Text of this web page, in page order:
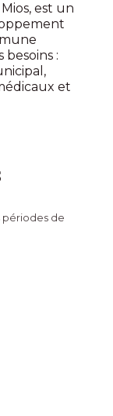
est un
:
et
périodes de